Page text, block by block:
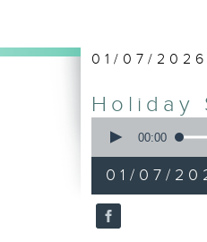
01/07/2026
Holiday
seconds
hours,
34
minutes,
59
00:00
01/07/